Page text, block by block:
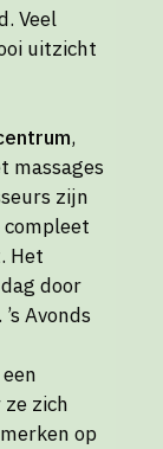
Veel
uitzicht
,
massages
zijn
Het
door
Avonds
zich
op